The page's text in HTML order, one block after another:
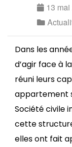
13
Dans les
d’agir face à
réuni leurs
appartement
Société civile
cette
elles ont fait